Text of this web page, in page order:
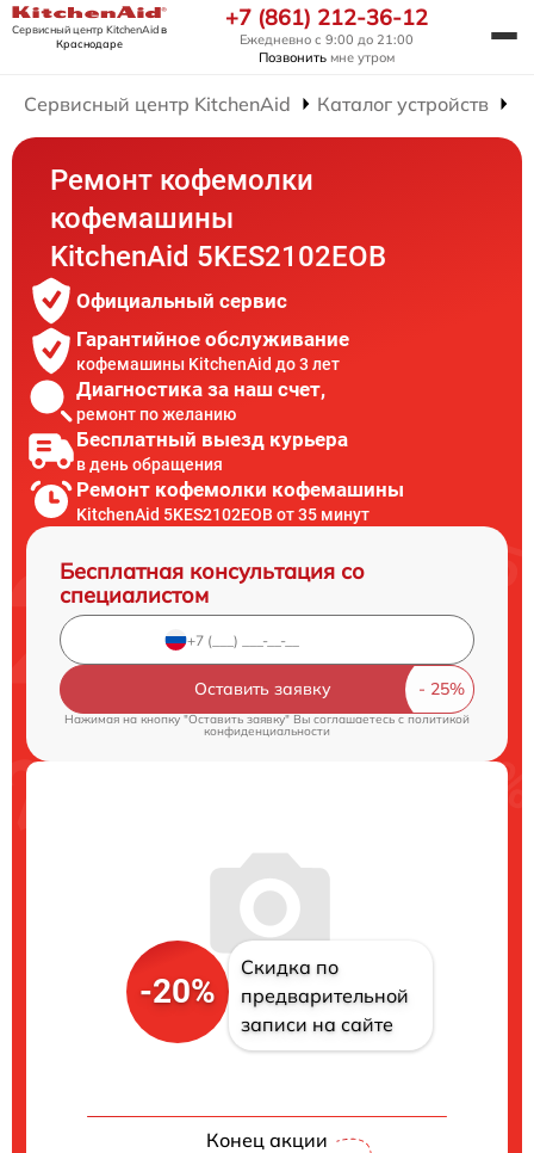
Сервисный центр KitchenAidв
Краснодаре
+7 (861) 212-36-12
Ежедневно с 9:00 до 21:00
Позвонить мне утром
Сервисный центр KitchenAid Каталог устройств
Ремонт кофемолки
кофемашины
KitchenAid 5KES2102EOB
Официальный сервис
Гарантийное обслуживание
кофемашины KitchenAid до 3 лет
Диагностика за наш счет,
ремонт по желанию
Бесплатный выезд курьера
в день обращения
Ремонт кофемолки кофемашины
KitchenAid 5KES2102EOB от 35 минут
Бесплатная консультация со
специалистом
Оставить заявку
Нажимая на кнопку "Оставить заявку" Вы соглашаетесь cполитикой
конфиденциальности
-20%
Скидка по
предварительной
записи на сайте
Конец акции